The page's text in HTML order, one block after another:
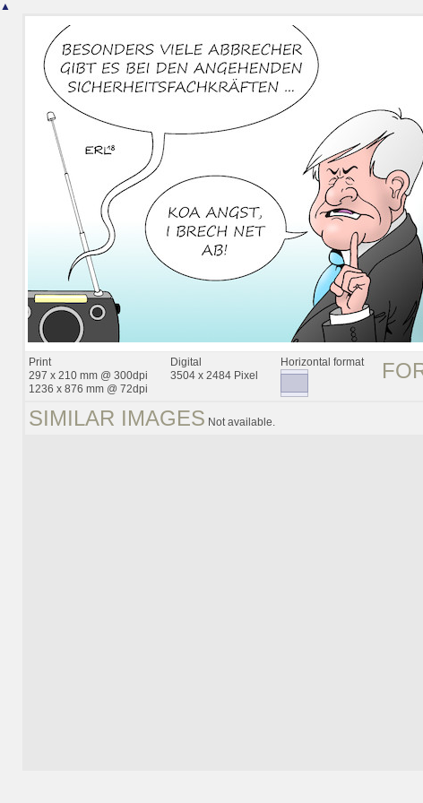
▲
Print
297 x 210 mm @ 300dpi
1236 x 876 mm @ 72dpi
Digital
3504 x 2484 Pixel
Horizontal format
SIMILAR IMAGES Not available.